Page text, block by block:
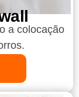
a colocação